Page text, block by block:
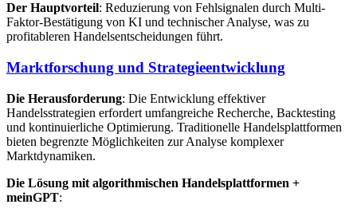
Der Hauptvorteil: Reduzierung von Fehlsignalen durch Multi-
Faktor-Bestätigung von KI und technischer Analyse, was zu
profitableren Handelsentscheidungen führt.
Marktforschung und Strategieentwicklung
Die Herausforderung: Die Entwicklung effektiver
Handelsstrategien erfordert umfangreiche Recherche, Backtesting
und kontinuierliche Optimierung. Traditionelle Handelsplattformen
bieten begrenzte Möglichkeiten zur Analyse komplexer
Marktdynamiken.
Die Lösung mit algorithmischen Handelsplattformen +
meinGPT: